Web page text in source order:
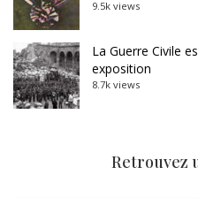
9.5k views
La Guerre Civile
exposition
8.7k views
Retrouvez